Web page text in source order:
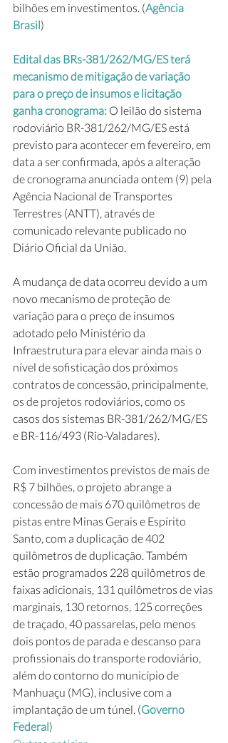
bilhões em investimentos. (Agência
Brasil)
Edital das BRs-381/262/MG/ES terá
mecanismo de mitigação de variação
para o preço de insumos e licitação
ganha cronograma: O leilão do sistema
rodoviário BR-381/262/MG/ES está
previsto para acontecer em fevereiro, em
data a ser confirmada, após a alteração
de cronograma anunciada ontem (9) pela
Agência Nacional de Transportes
Terrestres (ANTT), através de
comunicado relevante publicado no
Diário Oficial da União.
A mudança de data ocorreu devido a um
novo mecanismo de proteção de
variação para o preço de insumos
adotado pelo Ministério da
Infraestrutura para elevar ainda mais o
nível de sofisticação dos próximos
contratos de concessão, principalmente,
os de projetos rodoviários, como os
casos dos sistemas BR-381/262/MG/ES
e BR-116/493 (Rio-Valadares).
Com investimentos previstos de mais de
R$ 7 bilhões, o projeto abrange a
concessão de mais 670 quilômetros de
pistas entre Minas Gerais e Espírito
Santo, com a duplicação de 402
quilômetros de duplicação. Também
estão programados 228 quilômetros de
faixas adicionais, 131 quilômetros de vias
marginais, 130 retornos, 125 correções
de traçado, 40 passarelas, pelo menos
dois pontos de parada e descanso para
profissionais do transporte rodoviário,
além do contorno do município de
Manhuaçu (MG), inclusive com a
implantação de um túnel. (Governo
Federal)